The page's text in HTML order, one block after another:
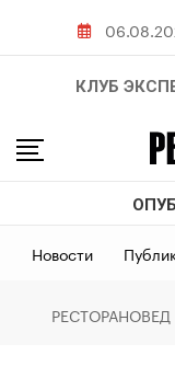
КЛУБ
Новости
РЕСТОРАНОВЕД